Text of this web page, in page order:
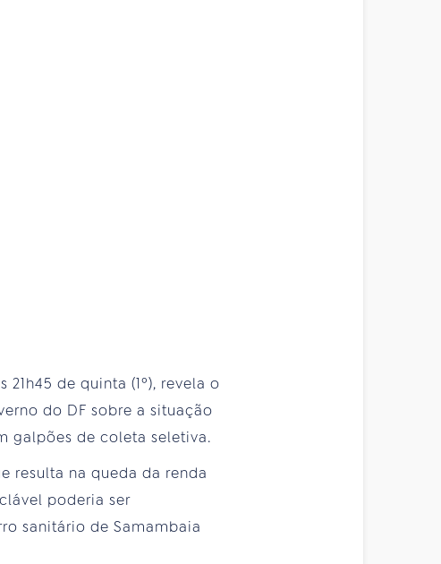
de quinta (1º), revela o
do DF sobre a situação
galpões de coleta seletiva.
resulta na queda da renda
poderia ser
sanitário de Samambaia